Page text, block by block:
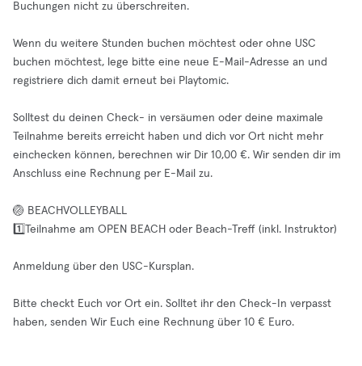
Buchungen nicht zu überschreiten.
Wenn du weitere Stunden buchen möchtest oder ohne USC
buchen möchtest, lege bitte eine neue E-Mail-Adresse an und
registriere dich damit erneut bei Playtomic.
Solltest du deinen Check- in versäumen oder deine maximale
Teilnahme bereits erreicht haben und dich vor Ort nicht mehr
einchecken können, berechnen wir Dir 10,00 €. Wir senden dir im
Anschluss eine Rechnung per E-Mail zu.
🏐 BEACHVOLLEYBALL
1️⃣Teilnahme am OPEN BEACH oder Beach-Treff (inkl. Instruktor)
Anmeldung über den USC-Kursplan.
Bitte checkt Euch vor Ort ein. Solltet ihr den Check-In verpasst
haben, senden Wir Euch eine Rechnung über 10 € Euro.